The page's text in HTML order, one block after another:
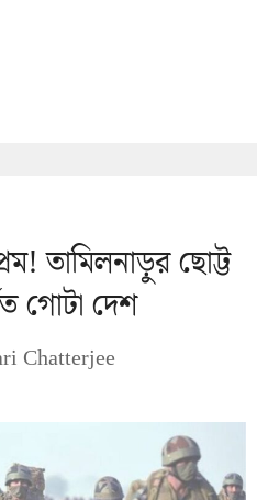
তামিলনাড়ুর ছোট্ট
গোটা দেশ
Chatterjee